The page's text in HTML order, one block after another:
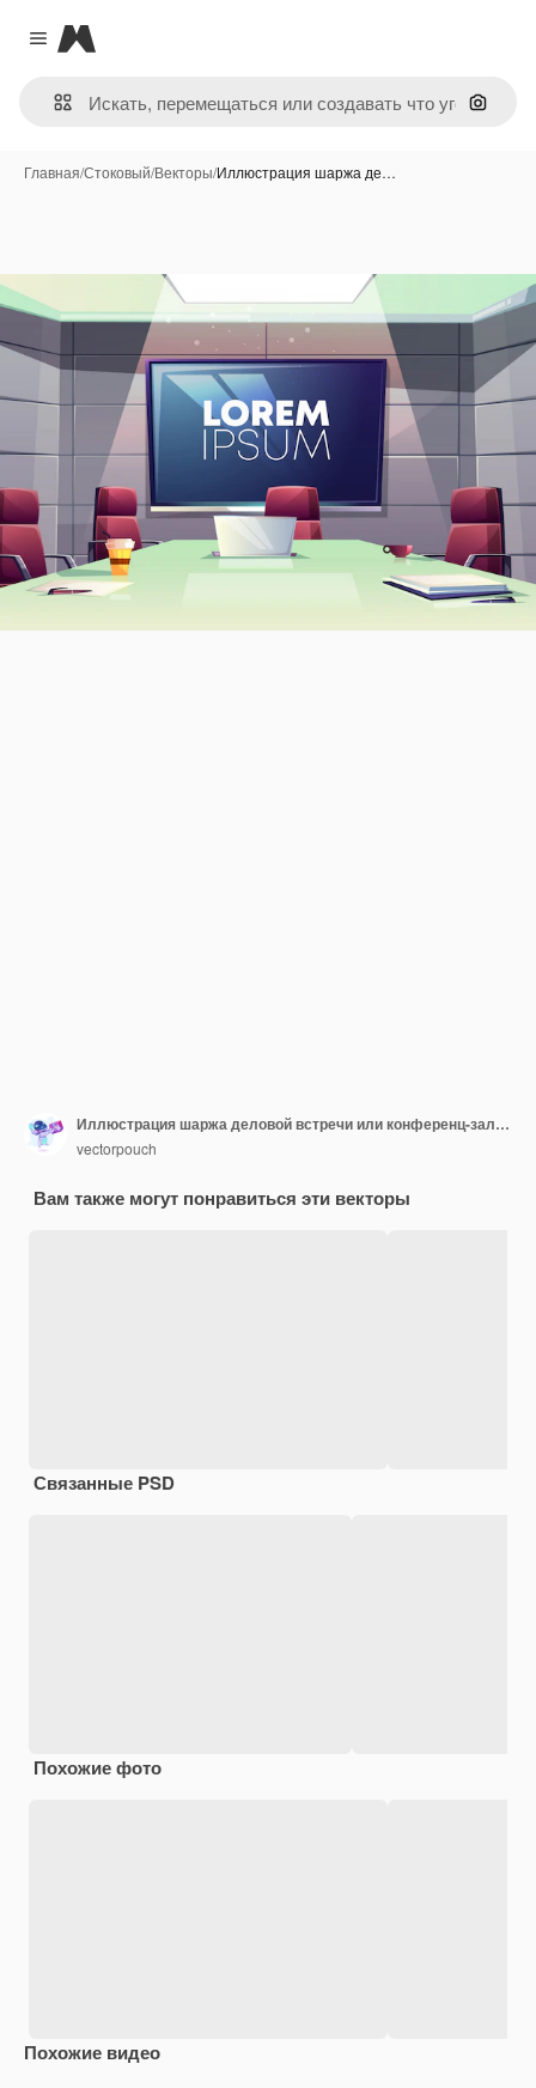
Close menu
Magnific
Поиск
Главная/Стоковый/Векторы/Иллюстрация шаржа де…
Иллюстрация шаржа деловой встречи или конференц-зала внутренняя с удобными креслами
vectorpouch
Вам также могут понравиться эти векторы
Связанные PSD
Похожие фото
Похожие видео